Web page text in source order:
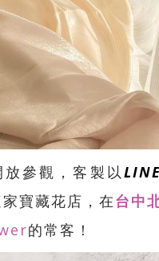
參觀，客製以
寶藏花店，在台中
的常客！